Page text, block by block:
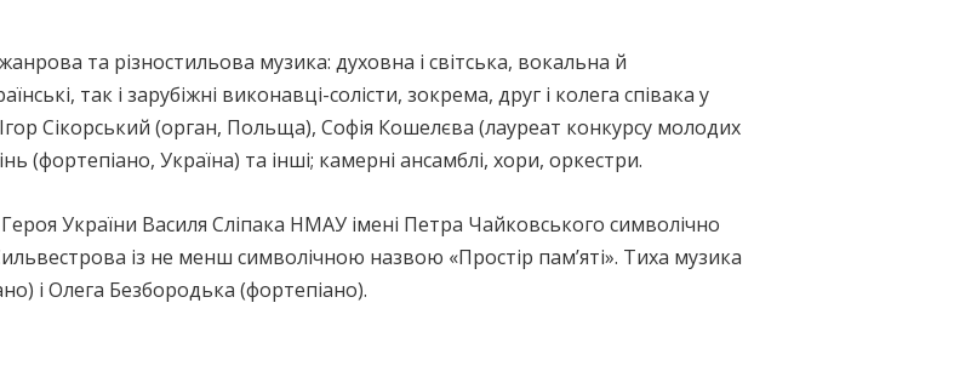
та різностильова музика: духовна і світська, вокальна й
так і зарубіжні виконавці-солісти, зокрема, друг і колега співака у
Сікорський (орган, Польща), Софія Кошелєва (лауреат конкурсу молодих
(фортепіано, Україна) та інші; камерні ансамблі, хори, оркестри.
України Василя Сліпака НМАУ імені Петра Чайковського символічно
із не менш символічною назвою «Простір пам’яті». Тиха музика
і Олега Безбородька (фортепіано).